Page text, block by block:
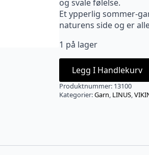
og svale følelse.
Et ypperlig sommer-
naturens side og er
1 på lager
Legg I Handlekurv
Produktnummer: 13100
Kategorier:Garn, LINUS,